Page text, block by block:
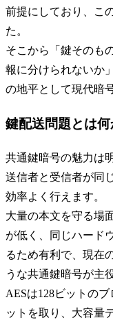
前提にしており、こ
た。
そこから「鍵そのも
報に分けられないか
の地平として現代暗
鍵配送問題とは何
共通鍵暗号の魅力は
送信者と受信者が同
効率よく行えます。
大量の本文を守る場
が低く、同じハード
るため有利で、現在
うな共通鍵暗号が主
AESは128ビットの
ットを取り、大容量